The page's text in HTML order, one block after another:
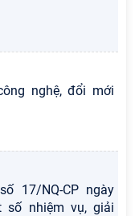
nghệ, đổi mới
17/NQ-CP ngày
số nhiệm vụ, giải